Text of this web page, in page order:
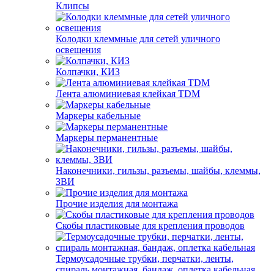
Клипсы
Колодки клеммные для сетей уличного
освещения
Колпачки, КИЗ
Лента алюминиевая клейкая TDM
Маркеры кабельные
Маркеры перманентные
Наконечники, гильзы, разъемы, шайбы, клеммы,
ЗВИ
Прочие изделия для монтажа
Скобы пластиковые для крепления проводов
Термоусадочные трубки, перчатки, ленты,